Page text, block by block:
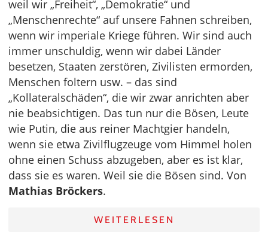
weil wir „Freiheit“, „Demokratie“ und
„Menschenrechte“ auf unsere Fahnen schreiben,
wenn wir imperiale Kriege führen. Wir sind auch
immer unschuldig, wenn wir dabei Länder
besetzen, Staaten zerstören, Zivilisten ermorden,
Menschen foltern usw. – das sind
„Kollateralschäden“, die wir zwar anrichten aber
nie beabsichtigen. Das tun nur die Bösen, Leute
wie Putin, die aus reiner Machtgier handeln,
wenn sie etwa Zivilflugzeuge vom Himmel holen
ohne einen Schuss abzugeben, aber es ist klar,
dass sie es waren. Weil sie die Bösen sind. Von
Mathias Bröckers.
WEITERLESEN